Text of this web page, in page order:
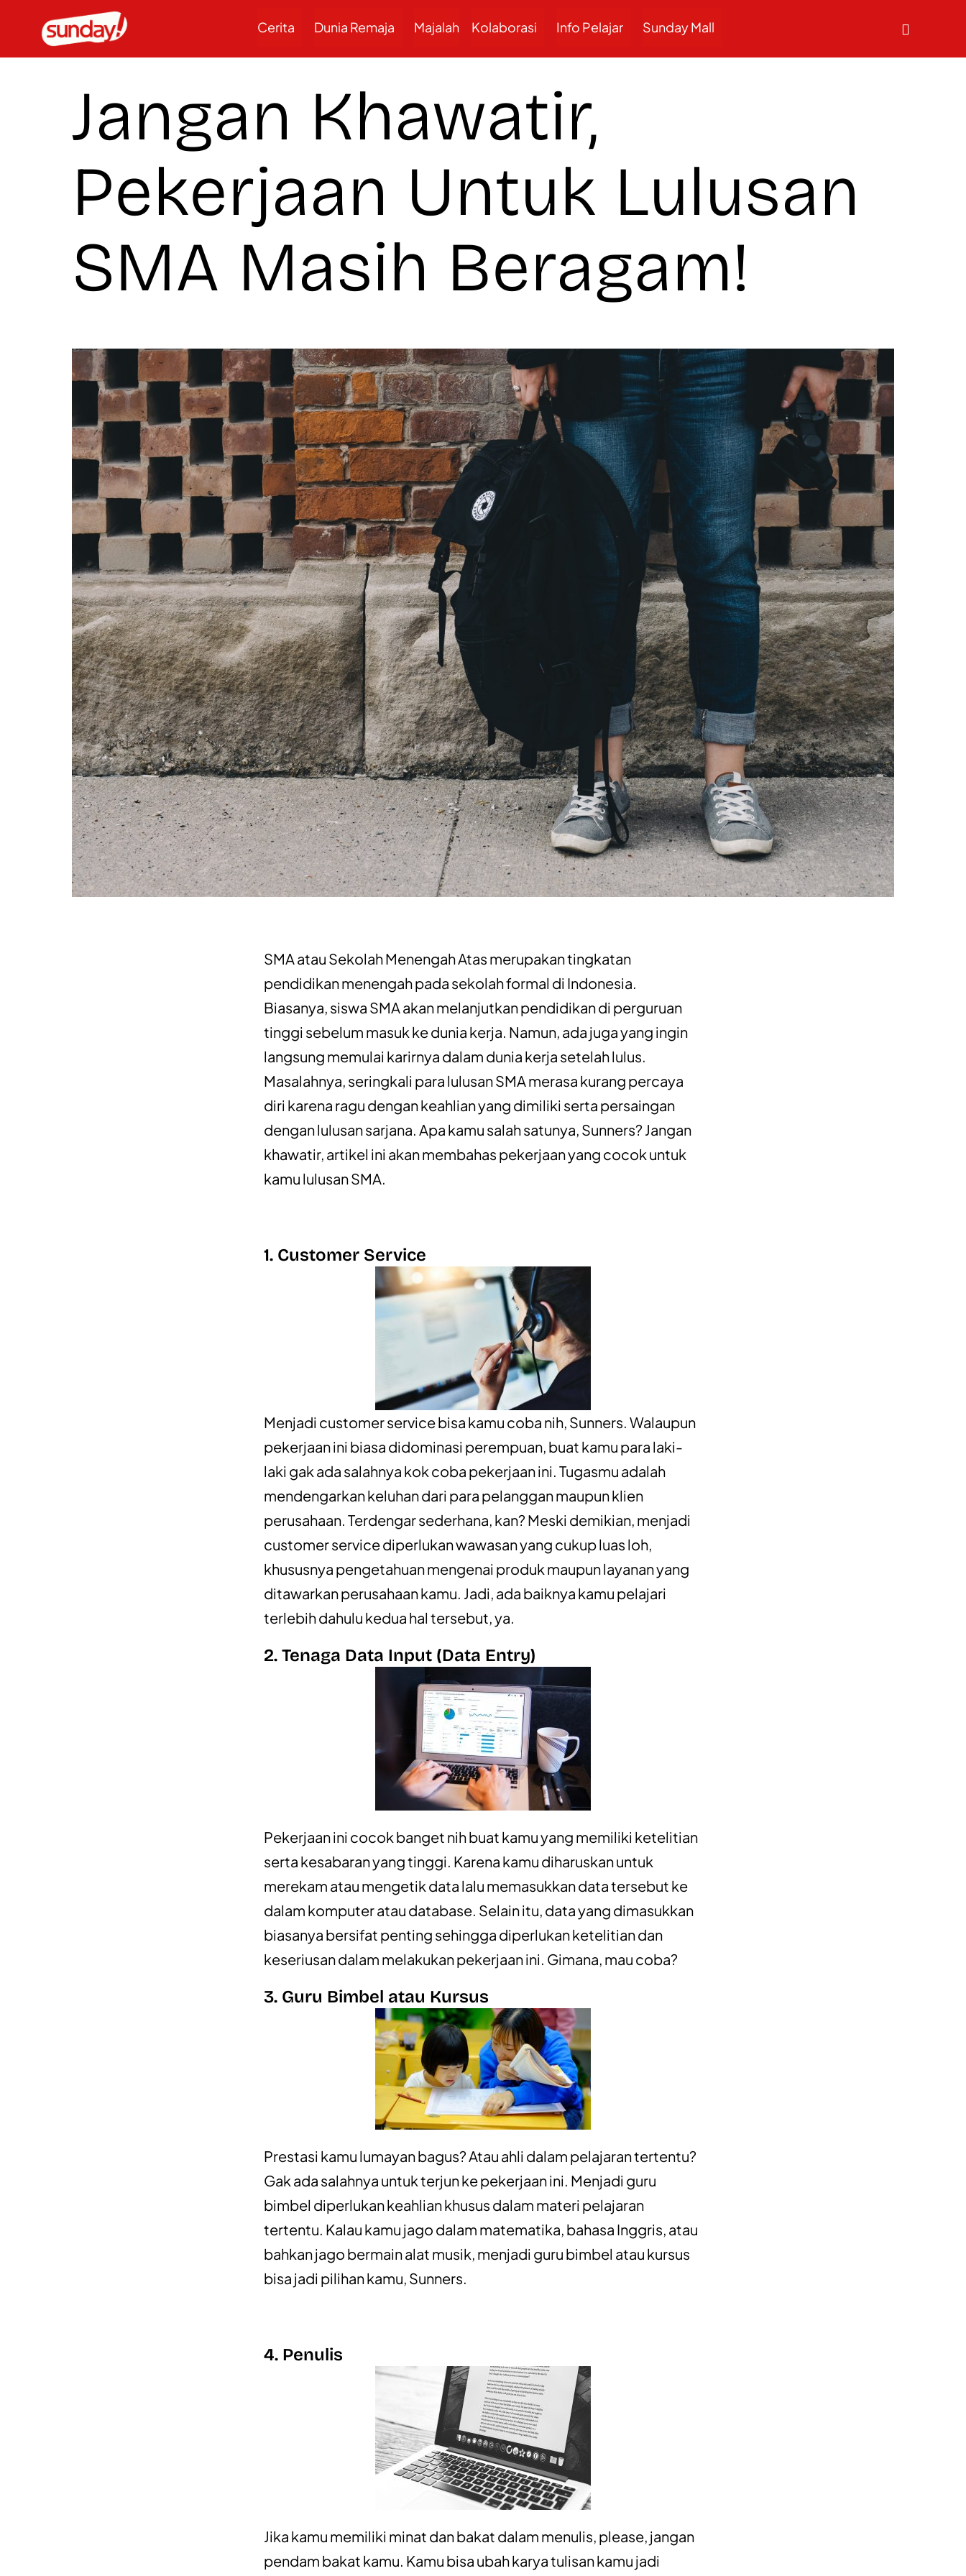
Cerita Dunia Remaja Majalah Kolaborasi Info Pelajar Sunday Mall
Jangan Khawatir,
Pekerjaan Untuk Lulusan
SMA Masih Beragam!
SMA atau Sekolah Menengah Atas merupakan tingkatan
pendidikan menengah pada sekolah formal di Indonesia.
Biasanya, siswa SMA akan melanjutkan pendidikan di perguruan
tinggi sebelum masuk ke dunia kerja. Namun, ada juga yang ingin
langsung memulai karirnya dalam dunia kerja setelah lulus.
Masalahnya, seringkali para lulusan SMA merasa kurang percaya
diri karena ragu dengan keahlian yang dimiliki serta persaingan
dengan lulusan sarjana. Apa kamu salah satunya, Sunners? Jangan
khawatir, artikel ini akan membahas pekerjaan yang cocok untuk
kamu lulusan SMA.
1. Customer Service
Menjadi customer service bisa kamu coba nih, Sunners. Walaupun
pekerjaan ini biasa didominasi perempuan, buat kamu para laki-
laki gak ada salahnya kok coba pekerjaan ini. Tugasmu adalah
mendengarkan keluhan dari para pelanggan maupun klien
perusahaan. Terdengar sederhana, kan? Meski demikian, menjadi
customer service diperlukan wawasan yang cukup luas loh,
khususnya pengetahuan mengenai produk maupun layanan yang
ditawarkan perusahaan kamu. Jadi, ada baiknya kamu pelajari
terlebih dahulu kedua hal tersebut, ya.
2. Tenaga Data Input (Data Entry)
Pekerjaan ini cocok banget nih buat kamu yang memiliki ketelitian
serta kesabaran yang tinggi. Karena kamu diharuskan untuk
merekam atau mengetik data lalu memasukkan data tersebut ke
dalam komputer atau database. Selain itu, data yang dimasukkan
biasanya bersifat penting sehingga diperlukan ketelitian dan
keseriusan dalam melakukan pekerjaan ini. Gimana, mau coba?
3. Guru Bimbel atau Kursus
Prestasi kamu lumayan bagus? Atau ahli dalam pelajaran tertentu?
Gak ada salahnya untuk terjun ke pekerjaan ini. Menjadi guru
bimbel diperlukan keahlian khusus dalam materi pelajaran
tertentu. Kalau kamu jago dalam matematika, bahasa Inggris, atau
bahkan jago bermain alat musik, menjadi guru bimbel atau kursus
bisa jadi pilihan kamu, Sunners.
4. Penulis
Jika kamu memiliki minat dan bakat dalam menulis, please, jangan
pendam bakat kamu. Kamu bisa ubah karya tulisan kamu jadi